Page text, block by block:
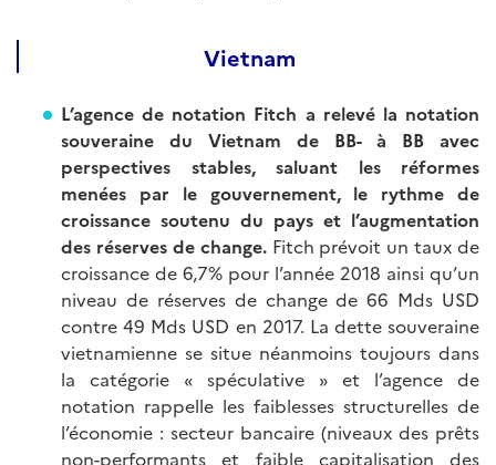
Vietnam
L’agence de notation Fitch a relevé la notation
souveraine du Vietnam de BB- à BB avec
perspectives stables, saluant les réformes
menées par le gouvernement, le rythme de
croissance soutenu du pays et l’augmentation
des réserves de change. Fitch prévoit un taux de
croissance de 6,7% pour l’année 2018 ainsi qu’un
niveau de réserves de change de 66 Mds USD
contre 49 Mds USD en 2017. La dette souveraine
vietnamienne se situe néanmoins toujours dans
la catégorie « spéculative » et l’agence de
notation rappelle les faiblesses structurelles de
l’économie : secteur bancaire (niveaux des prêts
non-performants et faible capitalisation des